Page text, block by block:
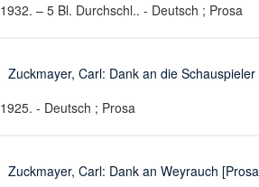
1932. – 5 Bl. Durchschl.. - Deutsch ; Prosa
Zuckmayer, Carl: Dank an die
1925. - Deutsch ; Prosa
Zuckmayer, Carl: Dank an Weyrauch